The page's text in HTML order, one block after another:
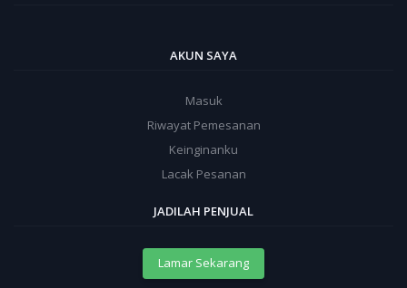
AKUN SAYA
Masuk
Riwayat Pemesanan
Keinginanku
Lacak Pesanan
JADILAH PENJUAL
Lamar Sekarang